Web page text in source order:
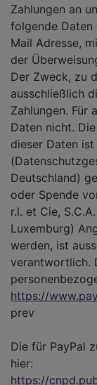
Zahlungen an
folgende Daten
Mail Adresse,
der
Der Zweck, zu
ausschließlich
Zahlungen. Für
Daten nicht.
dieser Daten
Deutschland)
oder Spende
r.l. et Cie,
Luxemburg)
werden, ist
verantwortlich.
https://
prev
Die für PayPal
hier:
https://